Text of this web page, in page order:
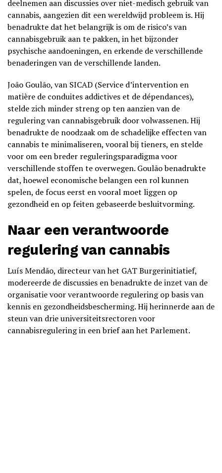
deelnemen aan discussies over niet-medisch gebruik van
cannabis, aangezien dit een wereldwijd probleem is. Hij
benadrukte dat het belangrijk is om de risico’s van
cannabisgebruik aan te pakken, in het bijzonder
psychische aandoeningen, en erkende de verschillende
benaderingen van de verschillende landen.
João Goulão, van SICAD (Service d’intervention en
matière de conduites addictives et de dépendances),
stelde zich minder streng op ten aanzien van de
regulering van cannabisgebruik door volwassenen. Hij
benadrukte de noodzaak om de schadelijke effecten van
cannabis te minimaliseren, vooral bij tieners, en stelde
voor om een breder reguleringsparadigma voor
verschillende stoffen te overwegen. Goulão benadrukte
dat, hoewel economische belangen een rol kunnen
spelen, de focus eerst en vooral moet liggen op
gezondheid en op feiten gebaseerde besluitvorming.
Naar een verantwoorde
regulering van cannabis
Luís Mendão, directeur van het GAT Burgerinitiatief,
modereerde de discussies en benadrukte de inzet van de
organisatie voor verantwoorde regulering op basis van
kennis en gezondheidsbescherming. Hij herinnerde aan de
steun van drie universiteitsrectoren voor
cannabisregulering in een brief aan het Parlement.